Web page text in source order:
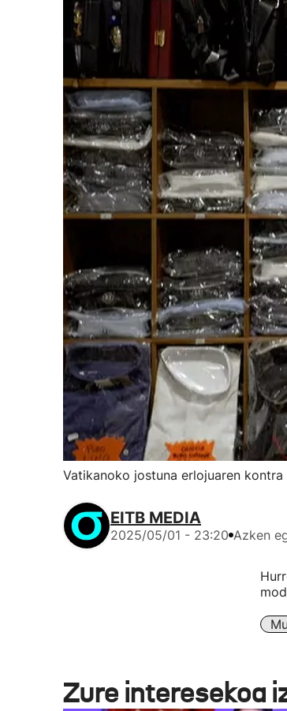
Vatikanoko jostuna erlojuaren
EITB MEDIA
2025/05/01 - 23:20 Azken
Zure interesekoa